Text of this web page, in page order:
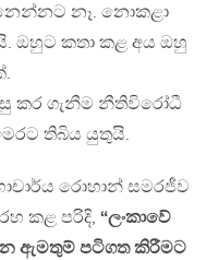
නෑ. නොකළා
ඔහුට කතා කළ අය ඔහු
කර ගැනීම නීතිවිරෝධී
තිබිය යුතුයි.
රොහාන් සමරජීව
කළ පරිදි, “ලංකාවේ
ඇමතුම් පටිගත කිරීමට